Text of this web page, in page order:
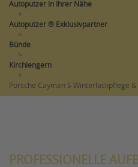
Autoputzer in Ihrer Nähe
>
Autoputzer ® Exklusivpartner
>
Bünde
>
Kirchlengern
>
Porsche Cayman S Winterlackpflege
PROFESSIONELLE